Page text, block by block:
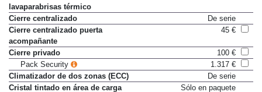
Boquillas de líquido
lavaparabrisas térmico
Cierre centralizado
De serie
Cierre centralizado puerta
acompañante
Cierre privado
100 €
Pack Security
1.317 €
Climatizador de dos zonas (ECC)
De serie